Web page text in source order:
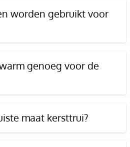
worden gebruikt voor
genoeg voor de
maat kersttrui?